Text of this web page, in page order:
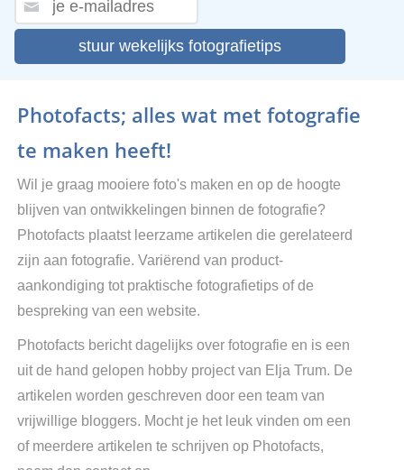
stuur wekelijks fotografietips
Photofacts; alles wat met fotografie
te maken heeft!
Wil je graag mooiere foto's maken en op de hoogte
blijven van ontwikkelingen binnen de fotografie?
Photofacts plaatst leerzame artikelen die gerelateerd
zijn aan fotografie. Variërend van product-
aankondiging tot praktische fotografietips of de
bespreking van een website.
Photofacts bericht dagelijks over fotografie en is een
uit de hand gelopen hobby project van Elja Trum. De
artikelen worden geschreven door een team van
vrijwillige bloggers. Mocht je het leuk vinden om een
of meerdere artikelen te schrijven op Photofacts,